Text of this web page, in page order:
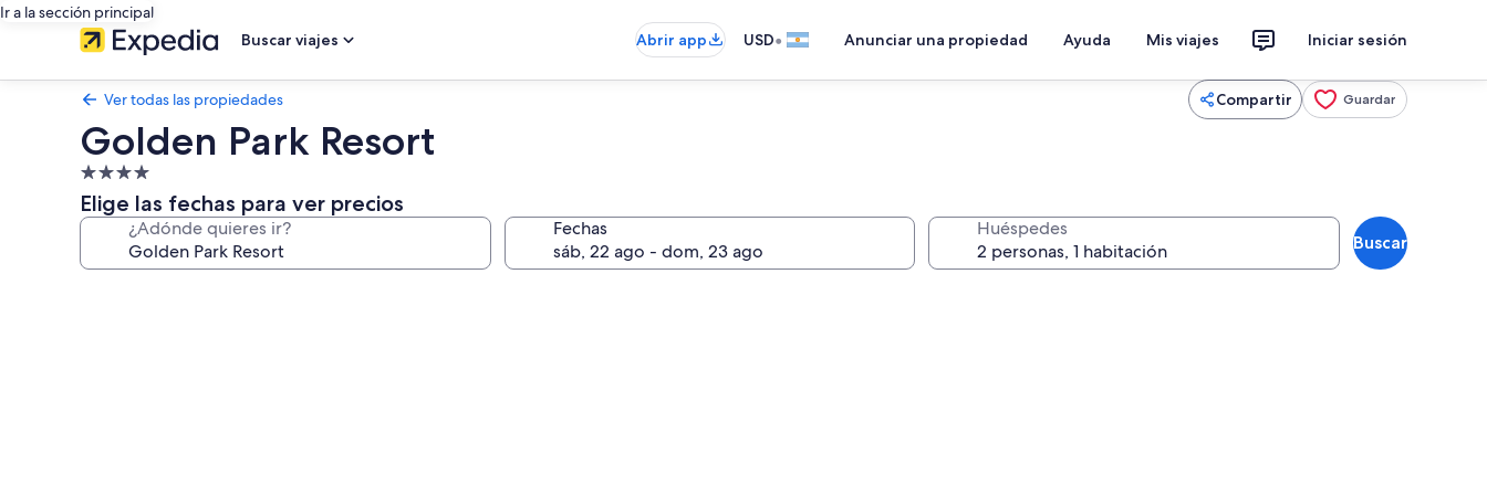
Ir a la sección principal
Buscar viajes
Abrir app USD• Anunciar una propiedad Ayuda Mis viajes Iniciar sesión
Ver todas las propiedades Compartir Guardar
Golden Park Resort
Propiedad
de
4.0
estrellas
Elige las fechas para ver precios
¿Adónde quieres ir? Fechas Huéspedes
Buscar